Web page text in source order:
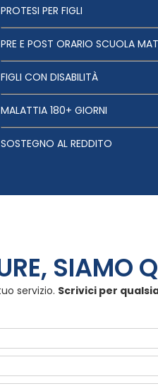
PROTESI PER FIGLI
PRE E POST ORARIO SCUOLA
FIGLI CON DISABILITÀ
MALATTIA 180+ GIORNI
SOSTEGNO AL REDDITO
SIAMO
servizio. Scrivici per